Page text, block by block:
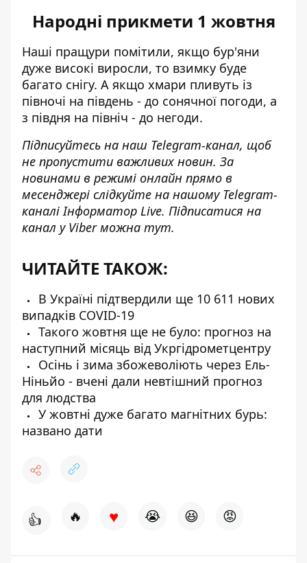
Народні прикмети 1 жовтня
Наші пращури помітили, якщо бур'яни
дуже високі виросли, то взимку буде
багато снігу. А якщо хмари пливуть із
півночі на південь - до сонячної погоди, а
з півдня на північ - до негоди.
Підписуйтесь на наш Telegram-канал, щоб
не пропустити важливих новин. За
новинами в режимі онлайн прямо в
месенджері слідкуйте на нашому Telegram-
каналіІнформатор Live. Підписатися на
канал у Viber можна тут.
ЧИТАЙТЕ ТАКОЖ:
В Україні підтвердили ще 10 611 нових
випадків COVID-19
Такого жовтня ще не було: прогноз на
наступний місяць від Укргідрометцентру
Осінь і зима збожеволіють через Ель-
Ніньйо - вчені дали невтішний прогноз
для людства
У жовтні дуже багато магнітних бурь:
названо дати
👍 🔥 ♥ 😭 😆 😡